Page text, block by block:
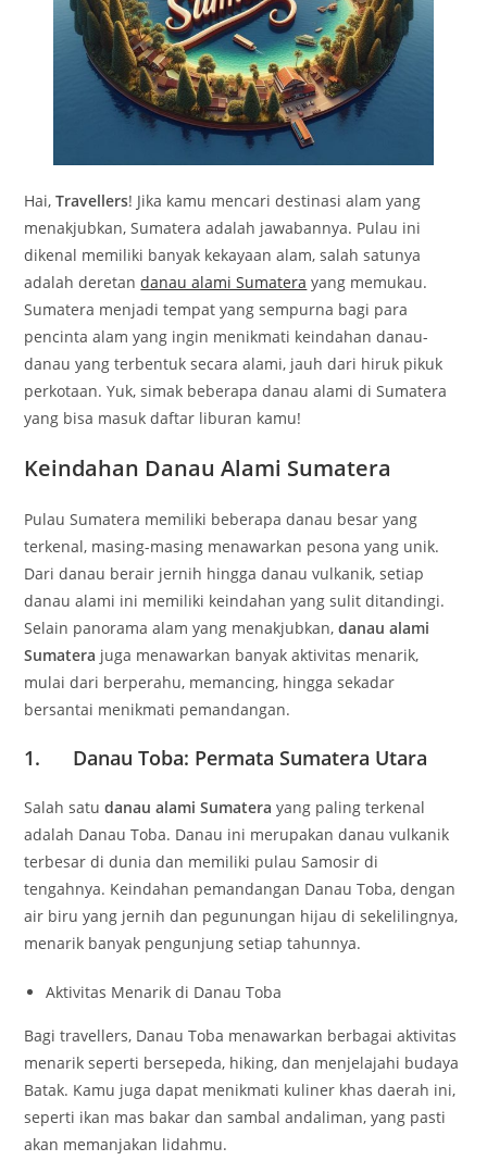
Hai,Travellers! Jika kamu mencari destinasi alam yang
menakjubkan, Sumatera adalah jawabannya. Pulau ini
dikenal memiliki banyak kekayaan alam, salah satunya
adalah deretandanau alami Sumatera yang memukau.
Sumatera menjadi tempat yang sempurna bagi para
pencinta alam yang ingin menikmati keindahan danau-
danau yang terbentuk secara alami, jauh dari hiruk pikuk
perkotaan. Yuk, simak beberapa danau alami di Sumatera
yang bisa masuk daftar liburan kamu!
Keindahan Danau Alami Sumatera
Pulau Sumatera memiliki beberapa danau besar yang
terkenal, masing-masing menawarkan pesona yang unik.
Dari danau berair jernih hingga danau vulkanik, setiap
danau alami ini memiliki keindahan yang sulit ditandingi.
Selain panorama alam yang menakjubkan,danau alami
Sumatera juga menawarkan banyak aktivitas menarik,
mulai dari berperahu, memancing, hingga sekadar
bersantai menikmati pemandangan.
1. Danau Toba: Permata Sumatera Utara
Salah satudanau alami Sumatera yang paling terkenal
adalah Danau Toba. Danau ini merupakan danau vulkanik
terbesar di dunia dan memiliki pulau Samosir di
tengahnya. Keindahan pemandangan Danau Toba, dengan
air biru yang jernih dan pegunungan hijau di sekelilingnya,
menarik banyak pengunjung setiap tahunnya.
Aktivitas Menarik di Danau Toba
Bagi travellers, Danau Toba menawarkan berbagai aktivitas
menarik seperti bersepeda, hiking, dan menjelajahi budaya
Batak. Kamu juga dapat menikmati kuliner khas daerah ini,
seperti ikan mas bakar dan sambal andaliman, yang pasti
akan memanjakan lidahmu.